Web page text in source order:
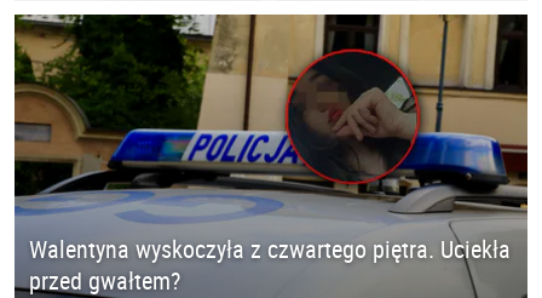
Walentyna wyskoczyła z czwartego piętra. Uciekła
przed gwałtem?